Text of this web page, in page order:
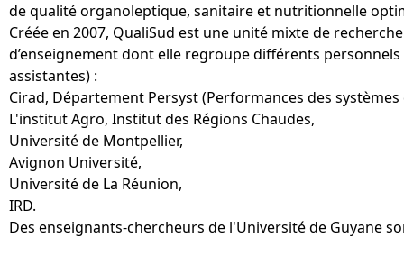
de qualité organoleptique, sanitaire et nutritionnelle
Créée en 2007, QualiSud est une unité mixte de
d’enseignement dont elle regroupe différents
assistantes) :
Cirad, Département Persyst (Performances des
L'institut Agro, Institut des Régions Chaudes,
Université de Montpellier,
Avignon Université,
Université de La Réunion,
IRD.
Des enseignants-chercheurs de l'Université de Guyane